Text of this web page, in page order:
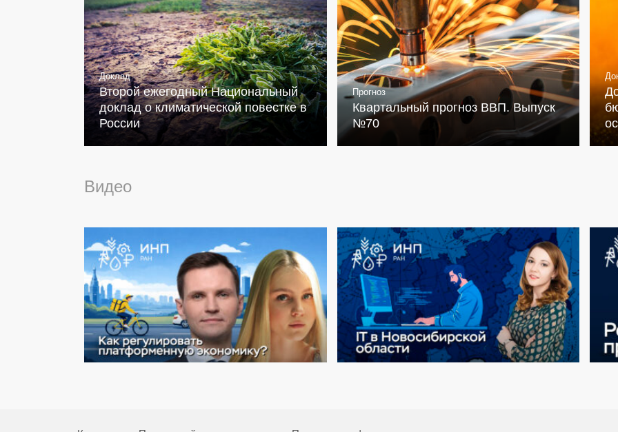
Доклад
Второй ежегодный Национальный
доклад о климатической повестке в
России
Прогноз
Квартальный прогноз ВВП. Выпуск
№70
Видео